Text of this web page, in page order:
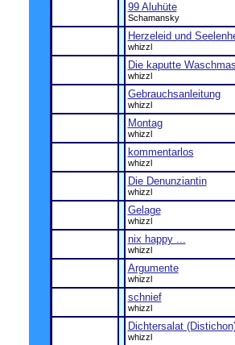
99 Aluhüte
Schamansky
Herzeleid und
whizzl
Die kaputte
whizzl
Gebrauchsanleitung
whizzl
Montag
whizzl
kommentarlos
whizzl
Die Denunziantin
whizzl
Gelage
whizzl
nix happy ...
whizzl
Argumente
whizzl
schnief
whizzl
Dichtersalat
whizzl